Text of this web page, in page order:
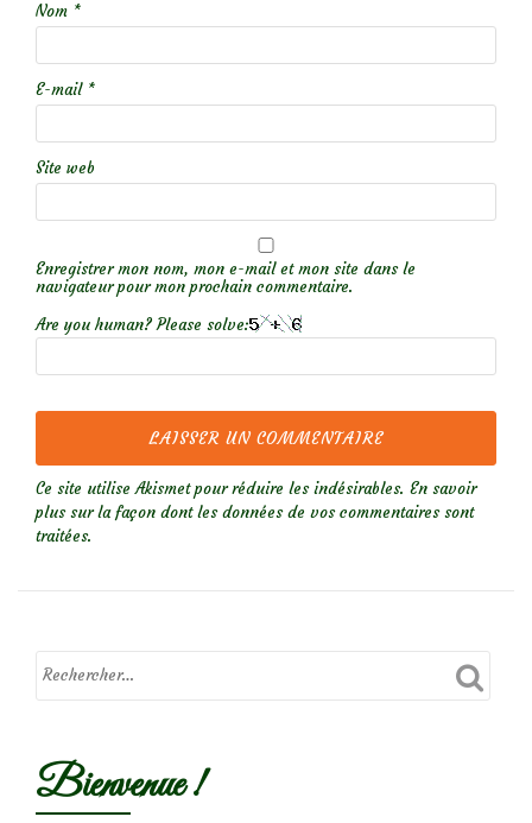
Nom *
E-mail *
Site web
Enregistrer mon nom, mon e-mail et mon site dans le
navigateur pour mon prochain commentaire.
Are you human? Please solve:
Ce site utilise Akismet pour réduire les indésirables. En savoir
plus sur la façon dont les données de vos commentaires sont
traitées.
Bienvenue !